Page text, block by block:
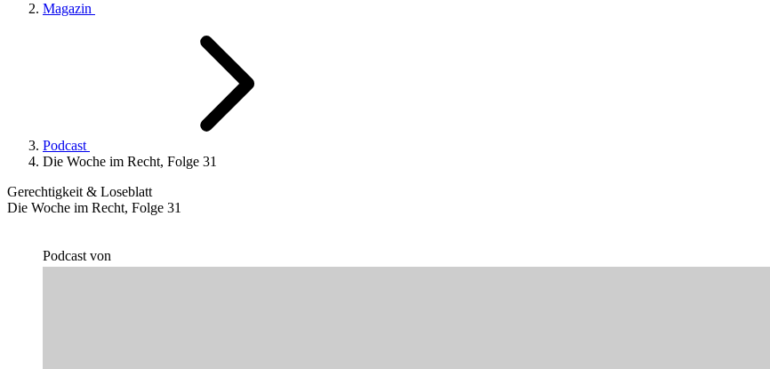
Magazin
Podcast
Die Woche im Recht, Folge 31
Gerechtigkeit & Loseblatt
Die Woche im Recht, Folge 31
Podcast von